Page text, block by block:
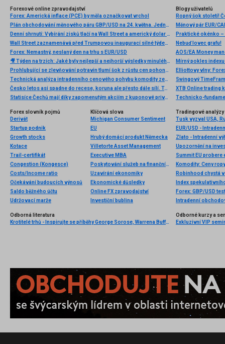
Forexové online zpravodajství
Forex: Americká inflace (PCE) by měla označkovat vrchol
Plán obchodování měnového páru GBP/USD na 24. května. Jednoduché tipy pro začátečníky
Denní shrnutí: Vybírání zisků tlačí na Wall Street a americký dolar roste
Wall Street zaznamenává před Trumpovou inaugurací silné týdenní výsledky. Americký akciový trh je v Den Martina Luthera Kinga zavřený
Forex: Nemastný, neslaný den na trhu s EUR/USD
🎥 Týden na trzích: Jaké byly nejlepší a nejhorší výsledky minulého týdne? Zhodnocení výsledkové sezóny
Prohlubující se zlevňování potravin tlumí šok z růstu cen pohonných hmot, inflace ale i tak zrychlí ke třem procentům. ČNB ale zatím bude vyčkávat
Technická analýza intradenního cenového pohybu komodity zemní plyn, pondělí 19. srpna 2024
Česko letos asi spadne do recese, koruna ale přesto dále sílí. To je ale paradoxy
Statisíce Čechů mají díky zapomenutým akciím z kuponové privatizace stále šanci získat peníze, se kterými nepočítali. Jejich nalezení i prodej lze díky službě Zapomenuté miliardy vyřešit rychle a snadno online.
Blogy uživatelů
Ropný šok století!
Měnový pár EUR/
Nebuď lovec grafu!
AOS/EA Money
Swingový
XTB Online trading
Forex slovník pojmů
Derivát
Startup podnik
Growth stocks
Kotace
Trail-certifikát
Congestion (Kongesce)
Costs/Income ratio
Očekávání budoucích výnosů
Saldo běžného účtu
Udržovací marže
Klíčová slova
Michigan Consumer Sentiment
EU
Hrubý domácí produkt Německa
Villetorte Asset Management
Executive MBA
Poskytování služeb na finančním trhu
Uzavírání ekonomiky
Ekonomické důsledky
Online FX zpravodajství
Investiční bublina
Tradingové analýzy
Tusk vyzval USA,
EUR/USD -
Zlato - Intradenní
Upozornění na
Summit EU
Komodity: Ceny
Robinhood chystá
Index
Forex: GBP/USD
Intradenní
Odborná literatura
Krotitelé trhů - Inspirujte se příběhy George Sorose, Warrena Buffetta a Paula Volckera
Odborné kurzy a
Exkluzivní VIP